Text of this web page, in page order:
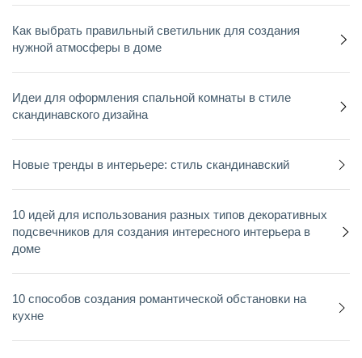
Как выбрать правильный светильник для создания
нужной атмосферы в доме
Идеи для оформления спальной комнаты в стиле
скандинавского дизайна
Новые тренды в интерьере: стиль скандинавский
10 идей для использования разных типов декоративных
подсвечников для создания интересного интерьера в
доме
10 способов создания романтической обстановки на
кухне